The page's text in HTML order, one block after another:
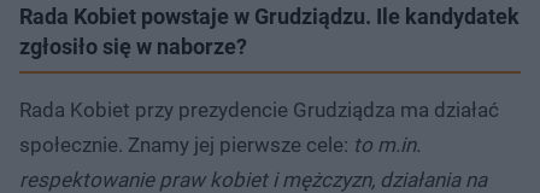
Rada Kobiet powstaje w Grudziądzu. Ile kandydatek
zgłosiło się w naborze?
Rada Kobiet przy prezydencie Grudziądza ma działać
społecznie. Znamy jej pierwsze cele: to m.in.
respektowanie praw kobiet i mężczyzn, działania na